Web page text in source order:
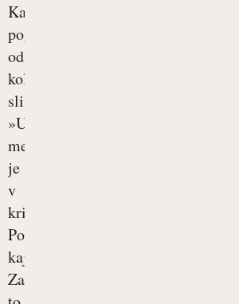
Kako
pogosto
od
kolegov
slišite
»Usekalo
me
je
v
križu«?
Pogosto,
kajne?
Za